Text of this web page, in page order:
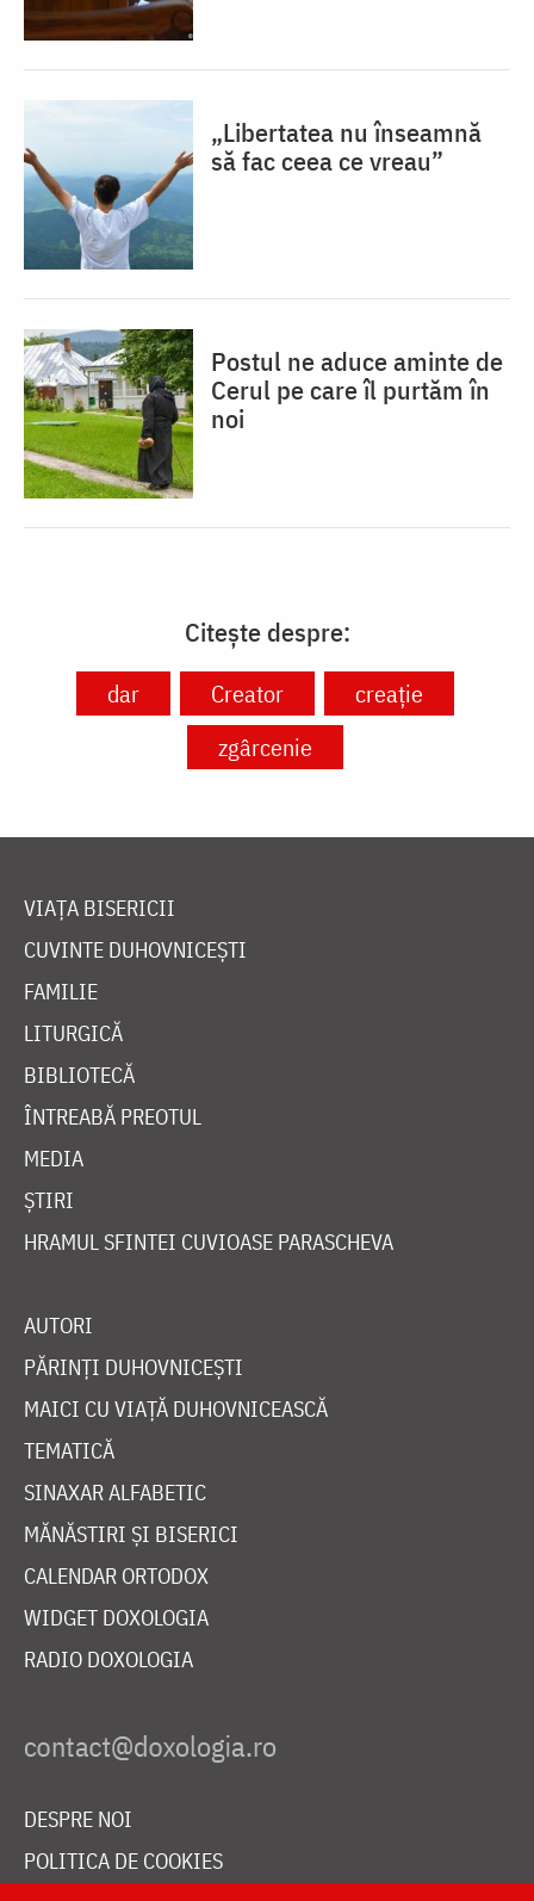
„Libertatea nu înseamnă
să fac ceea ce vreau”
Postul ne aduce aminte de
Cerul pe care îl purtăm în
noi
Citește despre:
dar Creator
creație
zgârcenie
VIAȚA BISERICII
CUVINTE DUHOVNICEȘTI
FAMILIE
LITURGICĂ
BIBLIOTECĂ
ÎNTREABĂ PREOTUL
MEDIA
ȘTIRI
HRAMUL SFINTEI CUVIOASE PARASCHEVA
AUTORI
PĂRINȚI DUHOVNICEȘTI
MAICI CU VIAȚĂ DUHOVNICEASCĂ
TEMATICĂ
SINAXAR ALFABETIC
MĂNĂSTIRI ȘI BISERICI
CALENDAR ORTODOX
WIDGET DOXOLOGIA
RADIO DOXOLOGIA
DESPRE NOI
POLITICA DE COOKIES